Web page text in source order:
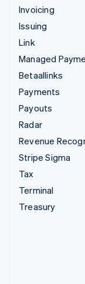
Invoicing
Issuing
Link
Managed
Betaallinks
Payments
Payouts
Radar
Revenue
Stripe Sigma
Tax
Terminal
Treasury